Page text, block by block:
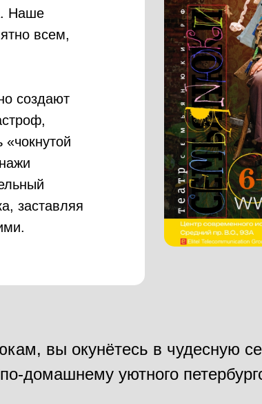
Наше
всем,
создают
заставляя
вы окунётесь в чудесную
домашнему уютного